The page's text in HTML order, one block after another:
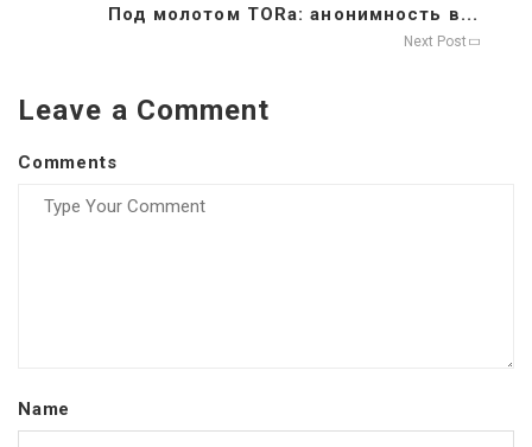
Под молотом TORа: анонимность в...
Next Post
Leave a Comment
Comments
Name